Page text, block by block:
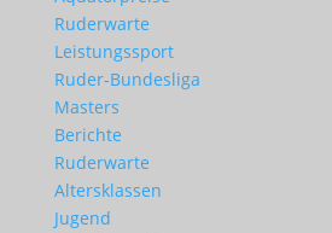
Ruderwarte
Leistungssport
Ruder-Bundesliga
Masters
Berichte
Ruderwarte
Altersklassen
Jugend